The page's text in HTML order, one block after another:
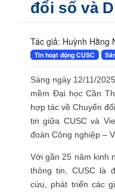
Nhiếp ảnh số và
Đào tạo tin học
Đào tạo theo yêu
Các khóa tập
Các khóa tập
Các khóa tập
Giải thưởng
đổi số và
Tác giả: Huỳnh Hằng
Tin hoạt động CUSC
Sáng ngày 12/11/
mềm Đại học Cần
hợp tác về Chuyển
tin giữa CUSC và
đoàn Công nghiệp –
Với gần 25 năm kinh
thông tin, CUSC là
cứu, phát triển các